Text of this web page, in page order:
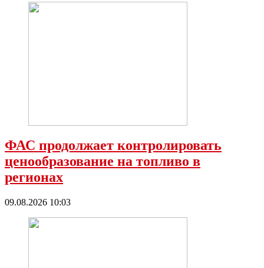
ФАС продолжает контролировать
ценообразование на топливо в
регионах
09.08.2026 10:03